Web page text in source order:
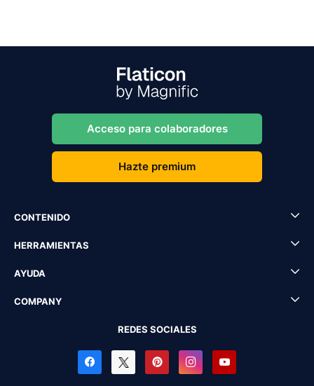
Acceso para colaboradores
Hazte premium
CONTENIDO
HERRAMIENTAS
AYUDA
COMPANY
REDES SOCIALES